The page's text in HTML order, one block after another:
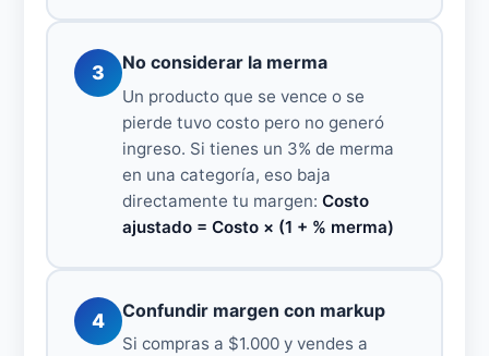
3 No considerar la merma
Un producto que se vence o se
pierde tuvo costo pero no generó
ingreso. Si tienes un 3% de merma
en una categoría, eso baja
directamente tu margen:Costo
ajustado = Costo × (1 + % merma)
4 Confundir margen con markup
Si compras a $1.000 y vendes a